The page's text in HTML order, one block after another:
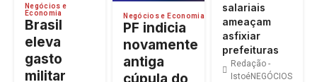
Negócios e
Economia
Brasil
eleva
gasto
militar
Negócios e Economia
PF indicia
novamente
antiga
salariais
ameaçam
asfixiar
prefeituras
Redação -
IstoéNEGÓCIOS